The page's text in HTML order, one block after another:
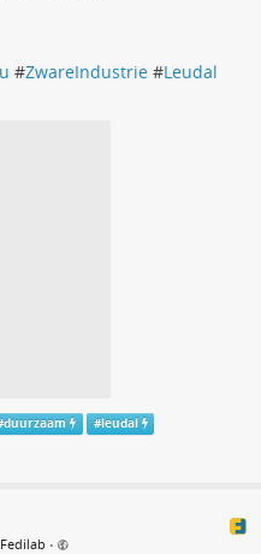
#ZwareIndustrie #Leudal
duurzaam #leudal
•